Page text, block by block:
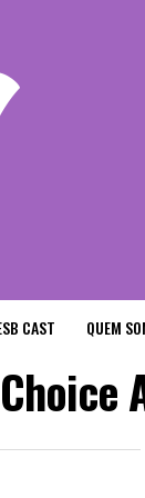
CAST QUEM